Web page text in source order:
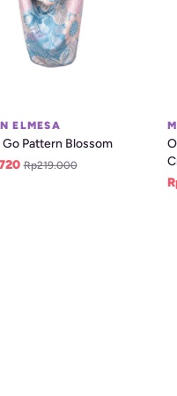
ELMESA
Go Pattern Blossom
Rp219.000